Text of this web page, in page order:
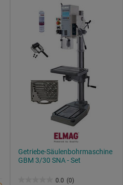
Getriebe-Säulenbohrmaschine
GBM 3/30 SNA - Set
0.0 (0)